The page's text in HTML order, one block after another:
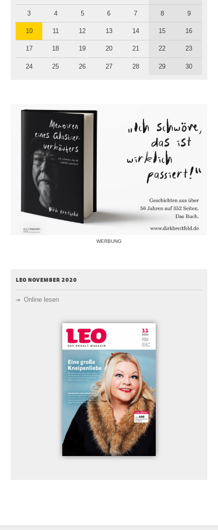
3 4 5 6 7 8 9
10 11 12 13 14 15 16
17 18 19 20 21 22 23
24 25 26 27 28 29 30
WERBUNG
leo november 2020
Online lesen